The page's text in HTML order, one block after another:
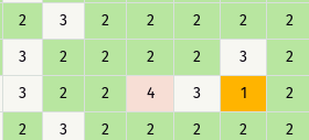
2 3 2 2 2 2 2
3 2 2 2 2 3 2
3 2 2 4 3 1 2
2 3 2 2 2 2 2